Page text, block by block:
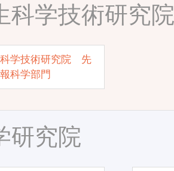
科学技術研究
学技術研究院 先
科学部門
研究院